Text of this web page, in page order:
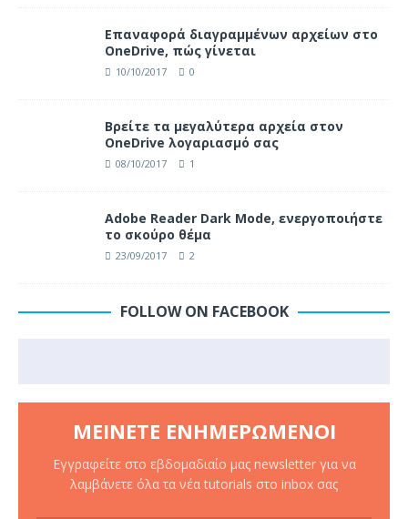
Επαναφορά διαγραμμένων αρχείων στο
OneDrive, πώς γίνεται
10/10/2017 0
Βρείτε τα μεγαλύτερα αρχεία στον
OneDrive λογαριασμό σας
08/10/2017 1
Adobe Reader Dark Mode, ενεργοποιήστε
το σκούρο θέμα
23/09/2017 2
FOLLOW ON FACEBOOK
ΜΕΊΝΕΤΕ ΕΝΗΜΕΡΩΜΈΝΟΙ
Εγγραφείτε στο εβδομαδιαίο μας newsletter για να
λαμβάνετε όλα τα νέα tutorials στο inbox σας